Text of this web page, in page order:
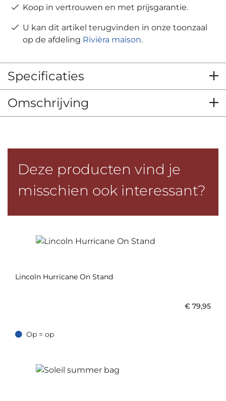
Koop in vertrouwen en met prijsgarantie.
U kan dit artikel terugvinden in onze toonzaal
op de afdeling Rivièra maison.
Specificaties
Omschrijving
Deze producten vind je
misschien ook interessant?
Lincoln Hurricane On Stand
€ 79,95
Op = op
Op = op